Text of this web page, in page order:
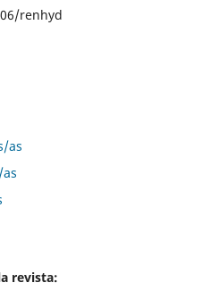
renhyd
as
revista: